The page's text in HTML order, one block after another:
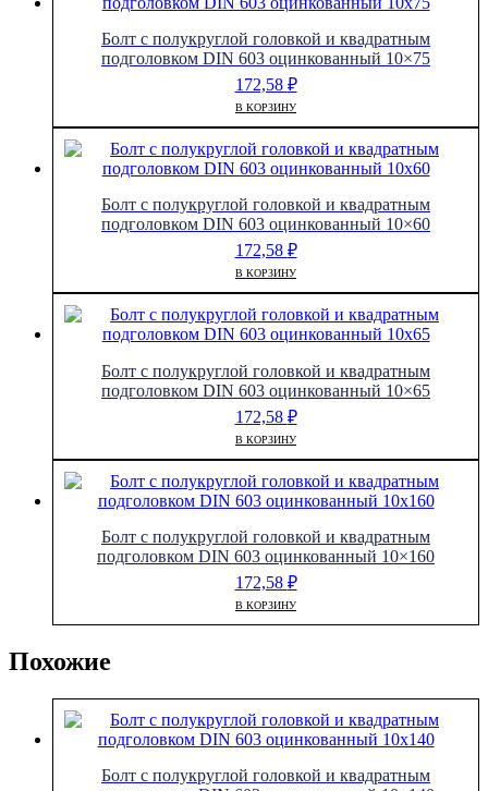
Болт с полукруглой головкой и квадратным
подголовком DIN 603 оцинкованный 10×75
172,58 ₽
В КОРЗИНУ
Болт с полукруглой головкой и квадратным
подголовком DIN 603 оцинкованный 10×60
172,58 ₽
В КОРЗИНУ
Болт с полукруглой головкой и квадратным
подголовком DIN 603 оцинкованный 10×65
172,58 ₽
В КОРЗИНУ
Болт с полукруглой головкой и квадратным
подголовком DIN 603 оцинкованный 10×160
172,58 ₽
В КОРЗИНУ
Похожие
Болт с полукруглой головкой и квадратным